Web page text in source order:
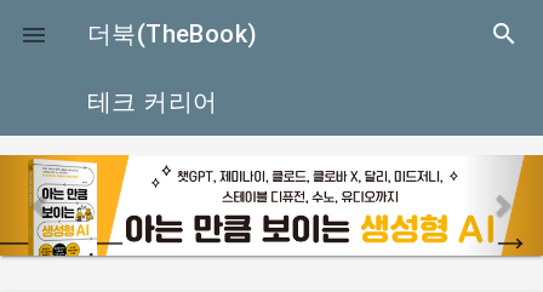
close
 더북(TheBook) search
테크 커리어
p
r
e
e
x